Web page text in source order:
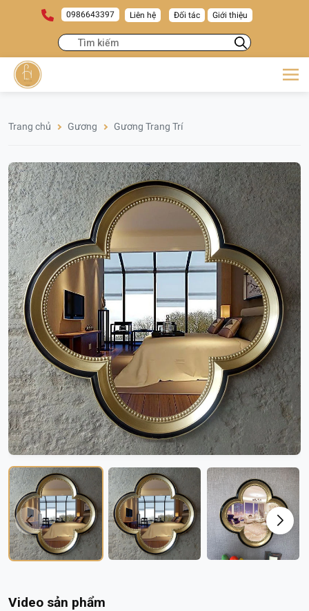
0986643397 Liên hệ Đối tác Giới thiệu
Trang chủ Gương Gương Trang Trí
Video sản phẩm